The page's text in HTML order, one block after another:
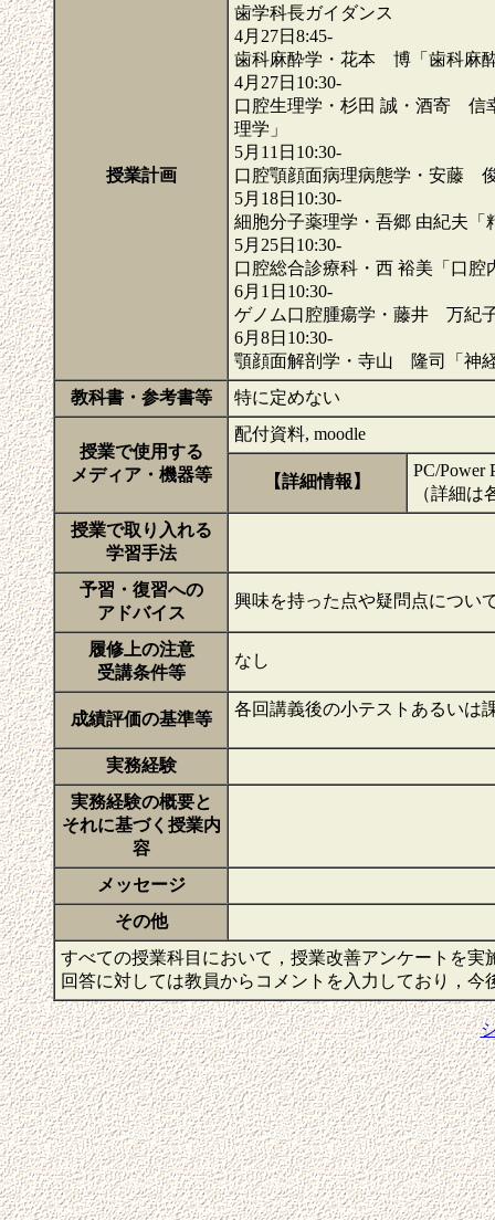
授業計画
歯学科長ガイダンス
4月27日8:45-
歯科麻酔学・花本 博「歯科麻
4月27日10:30-
口腔生理学・杉田 誠・酒寄 信
理学」
5月11日10:30-
口腔顎顔面病理病態学・安藤
5月18日10:30-
細胞分子薬理学・吾郷 由紀夫「
5月25日10:30-
口腔総合診療科・西 裕美「口腔
6月1日10:30-
ゲノム口腔腫瘍学・藤井 万紀
6月8日10:30-
顎顔面解剖学・寺山 隆司「神
教科書・参考書等
特に定めない
授業で使用する
メディア・機器等
配付資料, moodle
【詳細情報】
PC/
（詳細
授業で取り入れる
学習手法
予習・復習への
アドバイス
興味を持った点や疑問点につい
履修上の注意
受講条件等
なし
成績評価の基準等
各回講義後の小テストあるいは
実務経験
実務経験の概要と
それに基づく授業内
容
メッセージ
その他
すべての授業科目において，授業改善アンケートを
回答に対しては教員からコメントを入力しており，